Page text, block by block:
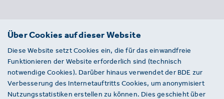
BDE
Entsorgungs-, Wasser- und
Kreislaufwirtschaft e. V.
Von-der-Heydt-Straße 2
D 10785 Berlin
Über Cookies auf dieser Website
Diese Website setzt Cookies ein, die für das einwandfreie
Funktionieren der Website erforderlich sind (technisch
notwendige Cookies). Darüber hinaus verwendet der BDE zur
Verbesserung des Internetauftritts Cookies, um anonymisiert
Nutzungsstatistiken erstellen zu können. Dies geschieht über